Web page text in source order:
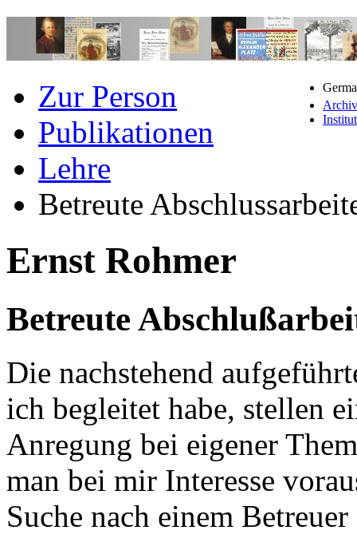
Zur Person
Publikationen
Lehre
Betreute
Ernst Rohmer
Betreute
Die nachstehend
ich begleitet habe, stellen
Anregung bei eigener
man bei mir Interesse
Suche nach einem